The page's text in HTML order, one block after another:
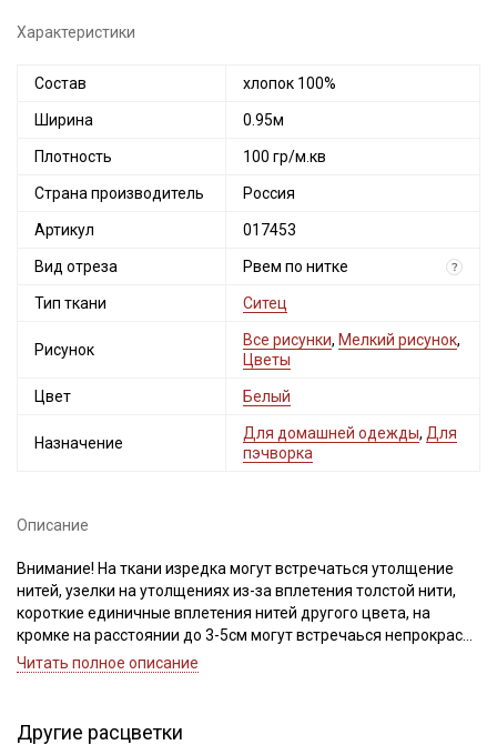
Характеристики
Состав хлопок 100%
Ширина 0.95м
Плотность 100 гр/м.кв
Страна производитель Россия
Артикул 017453
Вид отреза Рвем по нитке ?
Тип ткани Ситец
Рисунок
Все рисунки, Мелкий рисунок,
Цветы
Цвет Белый
Назначение
Для домашней одежды, Для
пэчворка
Описание
Внимание! На ткани изредка могут встречаться утолщение
нитей, узелки на утолщениях из-за вплетения толстой нити,
короткие единичные вплетения нитей другого цвета, на
кромке на расстоянии до 3-5см могут встречаься непрокрасы.
Просим учитывать это при заказе.
экологичная и безопасная, сминаемость у ситца высокая,
краски со временем тускнеют, переплетение полотняное.
Читать полное описание
Другие расцветки